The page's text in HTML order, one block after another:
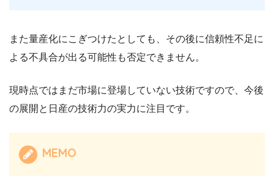
また量産化にこぎつけたとしても、その後に信頼性不足に
よる不具合が出る可能性も否定できません。
現時点ではまだ市場に登場していない技術ですので、今後
の展開と日産の技術力の実力に注目です。
MEMO